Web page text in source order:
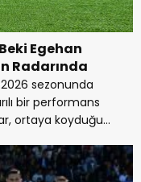
Egehan
Radarında
sezonunda
bir performans
ortaya koyduğu...